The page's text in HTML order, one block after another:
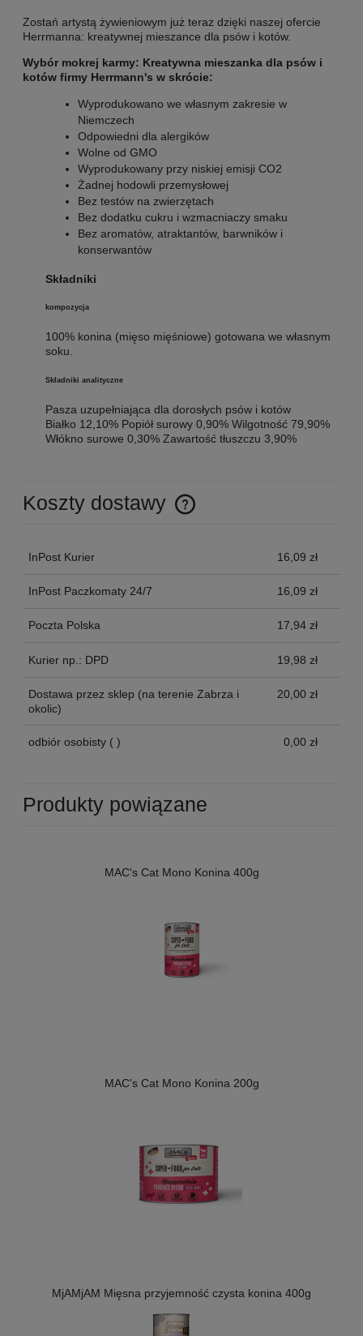
Zostań artystą żywieniowym już teraz dzięki naszej ofercie
Herrmanna: kreatywnej mieszance dla psów i kotów.
Wybór mokrej karmy: Kreatywna mieszanka dla psów i
kotów firmy Herrmann's w skrócie:
Wyprodukowano we własnym zakresie w
Niemczech
Odpowiedni dla alergików
Wolne od GMO
Wyprodukowany przy niskiej emisji CO2
Żadnej hodowli przemysłowej
Bez testów na zwierzętach
Bez dodatku cukru i wzmacniaczy smaku
Bez aromatów, atraktantów, barwników i
konserwantów
Składniki
kompozycja
100% konina (mięso mięśniowe) gotowana we własnym
soku.
Składniki analityczne
Pasza uzupełniająca dla dorosłych psów i kotów
Białko 12,10% Popiół surowy 0,90% Wilgotność 79,90%
Włókno surowe 0,30% Zawartość tłuszczu 3,90%
Koszty dostawy
Cena nie zawiera ewentualnych kosztów płatności
InPost Kurier 16,09 zł
InPost Paczkomaty 24/7 16,09 zł
Poczta Polska 17,94 zł
Kurier np.: DPD 19,98 zł
Dostawa przez sklep (na terenie Zabrza i
okolic)
20,00 zł
odbiór osobisty ( ) 0,00 zł
Produkty powiązane
MAC's Cat Mono Konina 400g
MAC's Cat Mono Konina 200g
MjAMjAM Mięsna przyjemność czysta konina 400g